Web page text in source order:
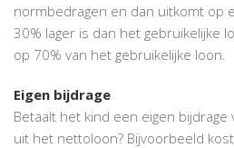
normbedragen en dan uitkomt op
30% lager is dan het gebruikelijke
op 70% van het gebruikelijke loon.
Eigen bijdrage
Betaalt het kind een eigen
uit het nettoloon? Bijvoorbeeld